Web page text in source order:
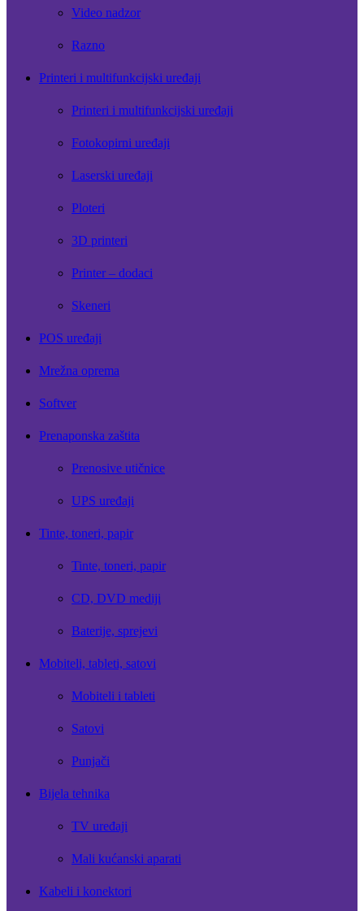
Video nadzor
Razno
Printeri i multifunkcijski uređaji
Printeri i multifunkcijski uređaji
Fotokopirni uređaji
Laserski uređaji
Ploteri
3D printeri
Printer – dodaci
Skeneri
POS uređaji
Mrežna oprema
Softver
Prenaponska zaštita
Prenosive utičnice
UPS uređaji
Tinte, toneri, papir
Tinte, toneri, papir
CD, DVD mediji
Baterije, sprejevi
Mobiteli, tableti, satovi
Mobiteli i tableti
Satovi
Punjači
Bijela tehnika
TV uređaji
Mali kućanski aparati
Kabeli i konektori